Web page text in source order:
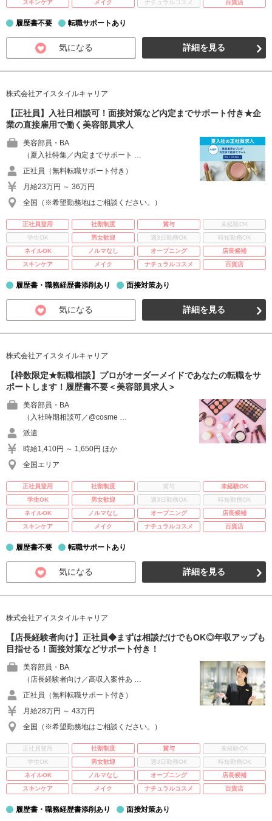
スキンケア メイク ナチュラルコスメ 百貨店
履歴書不要 転職サポートあり
気になる 詳細を見る
株式会社アイスタイルキャリア
【正社員】入社日相談可！面接対策など内定までサポート付き★企
業の直接雇用で働く美容部員求人
美容部員・BA
（夏入社特集／内定までサポート …
正社員（無料転職サポート付き）
月給23万円 ～ 36万円
全国（※希望勤務地はご相談ください。）
正社員登用 社割制度 賞与
未経験OK
学生OK
男女歓迎 週3日勤務OK
時短勤務OK
ネイルOK
ノルマなし オープニング
店長候補
スキンケア
メイク ナチュラルコスメ 百貨店
履歴書・職務経歴書添削あり 面接対策あり
気になる 詳細を見る
株式会社アイスタイルキャリア
【枠数限定★転職相談】プロがオーダーメイドであなたの転職をサ
ポートします！履歴書不要＜美容部員求人＞
美容部員・BA
（入社時期相談可／@cosme …
派遣
時給1,410円 ～ 1,650円 ほか
全国エリア
正社員登用 社割制度 賞与
未経験OK
学生OK
男女歓迎 週3日勤務OK
時短勤務OK
ネイルOK
ノルマなし オープニング
店長候補
スキンケア
メイク ナチュラルコスメ 百貨店
履歴書不要 転職サポートあり
気になる 詳細を見る
株式会社アイスタイルキャリア
【店長経験者向け】正社員◆まずは相談だけでもOK◎年収アップも
目指せる！面接対策などサポート付き！
美容部員・BA
（店長経験者向け／高収入案件あ …
正社員（無料転職サポート付き）
月給28万円 ～ 43万円
全国（※希望勤務地はご相談ください。）
正社員登用 社割制度 賞与
未経験OK
学生OK
男女歓迎 週3日勤務OK
時短勤務OK
ネイルOK
ノルマなし オープニング
店長候補
スキンケア
メイク ナチュラルコスメ 百貨店
履歴書・職務経歴書添削あり 面接対策あり